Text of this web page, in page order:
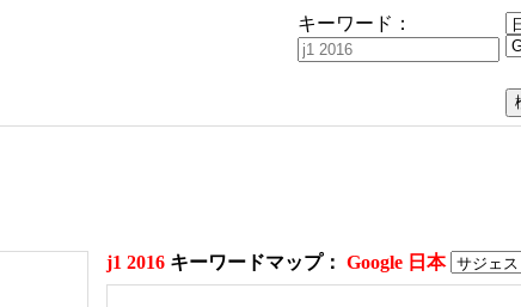
キーワード：
j1 2016キーワードマップ： Google 日本